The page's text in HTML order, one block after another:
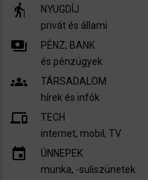
elderly
NYUGDÍJ
privát és állami
payments
PÉNZ, BANK
és pénzügyek
groups
TÁRSADALOM
hírek és infók
devices
TECH
internet, mobil, TV​
insert_invitation
ÜNNEPEK
munka, -suliszünetek